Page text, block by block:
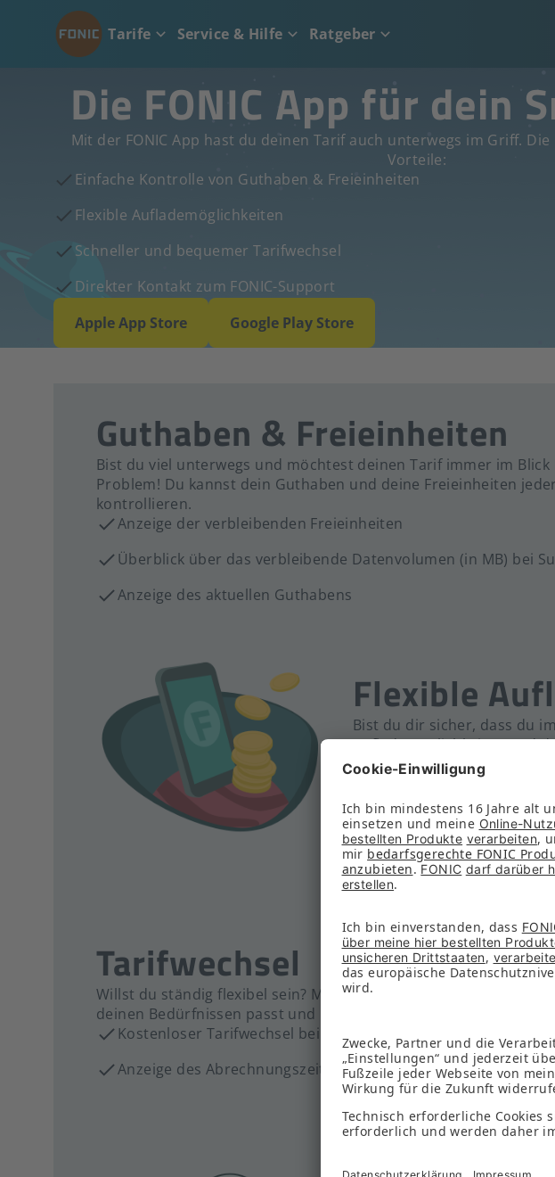
Tarife Service & Hilfe Ratgeber
Die FONIC App für dein
Mit der FONIC App hast du deinen Tarif auch unterwegs im Griff.
Vorteile:
Einfache Kontrolle von Guthaben & Freieinheiten
Flexible Auflademöglichkeiten
Schneller und bequemer Tarifwechsel
Direkter Kontakt zum FONIC-Support
Google Play Store
Apple App Store
Guthaben & Freieinheiten
Bist du viel unterwegs und möchtest deinen Tarif immer im Blick
Problem! Du kannst dein Guthaben und deine Freieinheiten
kontrollieren.
Anzeige der verbleibenden Freieinheiten
Überblick über das verbleibende Datenvolumen (in MB) bei
Anzeige des aktuellen Guthabens
Flexible
Bist du dir sicher, dass du
Auflademöglichkeiten und
Per Aufladebon oder
Automatische
Monatliche
Tarifwechsel
Willst du ständig flexibel sein? Mit der FONIC App kannst du
deinen Bedürfnissen passt und ihn ändern:
Kostenloser Tarifwechsel bei Bedarf mit nur einem Klick
Anzeige des Abrechnungszeitraums